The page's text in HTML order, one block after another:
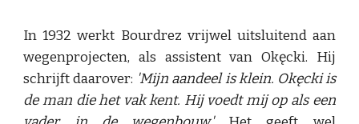
In 1932 werkt Bourdrez vrijwel uitsluitend aan
wegenprojecten, als assistent van Okęcki. Hij
schrijft daarover: 'Mijn aandeel is klein. Okęcki is
de man die het vak kent. Hij voedt mij op als een